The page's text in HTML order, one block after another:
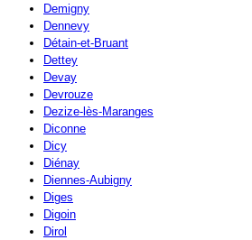
Demigny
Dennevy
Détain-et-Bruant
Dettey
Devay
Devrouze
Dezize-lès-Maranges
Diconne
Dicy
Diénay
Diennes-Aubigny
Diges
Digoin
Dirol